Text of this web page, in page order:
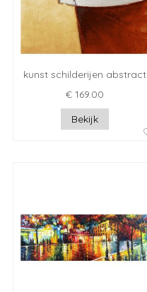
kunst schilderijen abstract
€ 169.00
Bekijk